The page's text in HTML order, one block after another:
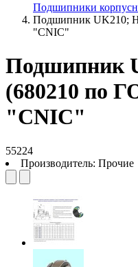
Подшипники
Подшипник UK210;
"CNIC"
Подшипник
(680210 по
"CNIC"
55224
Производитель: Прочие